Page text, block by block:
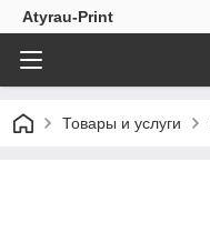
Atyrau-Print
Товары и услуги